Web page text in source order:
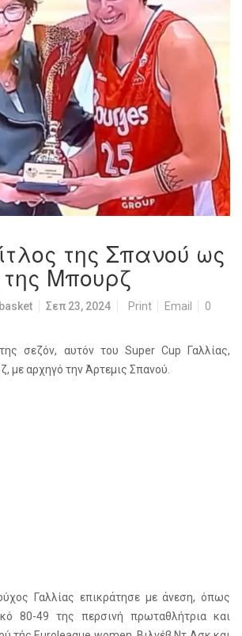
της Σπανού ως
Μπουρζ
Σεπ 23, 2024 Print Email
0
σεζόν, αυτόν του Super Cup Γαλλίας,
με αρχηγό την Άρτεμις Σπανού.
Γαλλίας επικράτησε με άνεση, όπως
80-49 της περσινή πρωταθλήτρια και